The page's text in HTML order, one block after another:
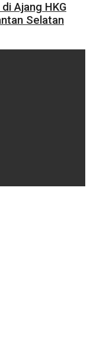
Ajang HKG
Selatan